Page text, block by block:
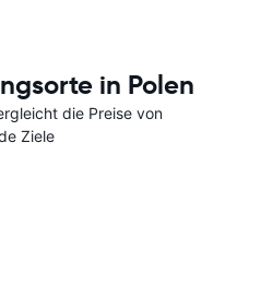
in Polen
die Preise von
Ziele